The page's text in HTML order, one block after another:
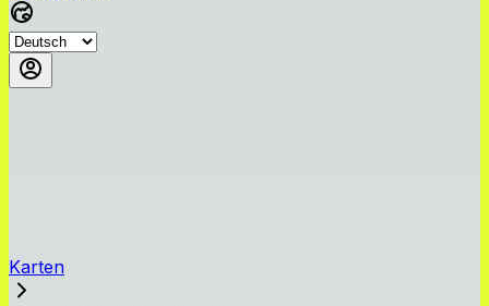
Karten